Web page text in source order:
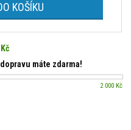
KOŠÍKU
dopravu máte zdarma!
2 000 Kč